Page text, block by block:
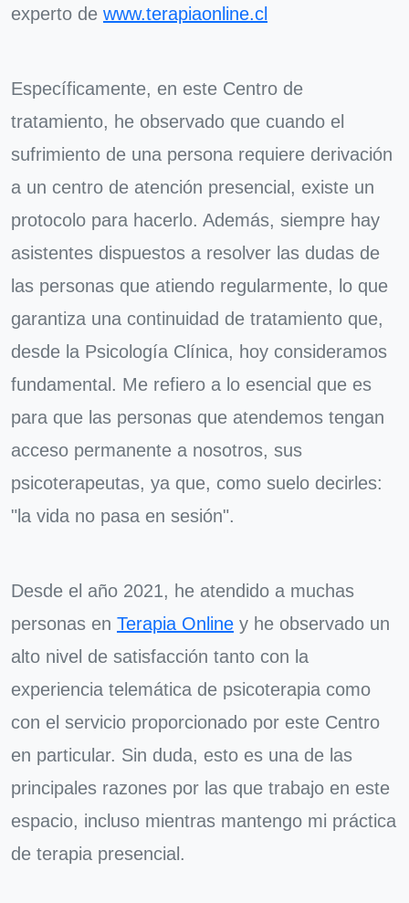
experto de www.terapiaonline.cl
Específicamente, en este Centro de
tratamiento, he observado que cuando el
sufrimiento de una persona requiere derivación
a un centro de atención presencial, existe un
protocolo para hacerlo. Además, siempre hay
asistentes dispuestos a resolver las dudas de
las personas que atiendo regularmente, lo que
garantiza una continuidad de tratamiento que,
desde la Psicología Clínica, hoy consideramos
fundamental. Me refiero a lo esencial que es
para que las personas que atendemos tengan
acceso permanente a nosotros, sus
psicoterapeutas, ya que, como suelo decirles:
"la vida no pasa en sesión".
Desde el año 2021, he atendido a muchas
personas en Terapia Online y he observado un
alto nivel de satisfacción tanto con la
experiencia telemática de psicoterapia como
con el servicio proporcionado por este Centro
en particular. Sin duda, esto es una de las
principales razones por las que trabajo en este
espacio, incluso mientras mantengo mi práctica
de terapia presencial.